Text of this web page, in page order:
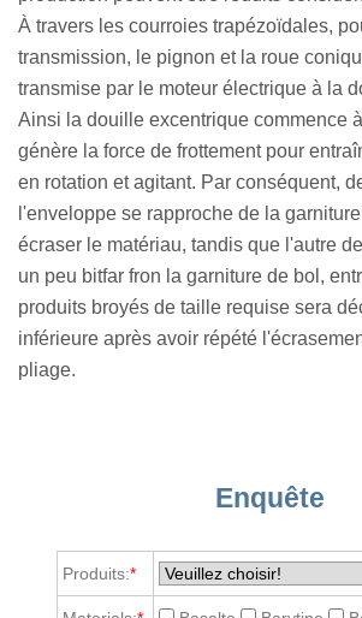
À travers les courroies trapézoïdales,
transmission, le pignon et la roue
transmise par le moteur électrique à la
Ainsi la douille excentrique commence
génère la force de frottement pour
en rotation et agitant. Par conséquent,
l'enveloppe se rapproche de la
écraser le matériau, tandis que l'autre
un peu bitfar fron la garniture de bol,
produits broyés de taille requise sera
inférieure après avoir répété
pliage.
Enquête
Produits:*